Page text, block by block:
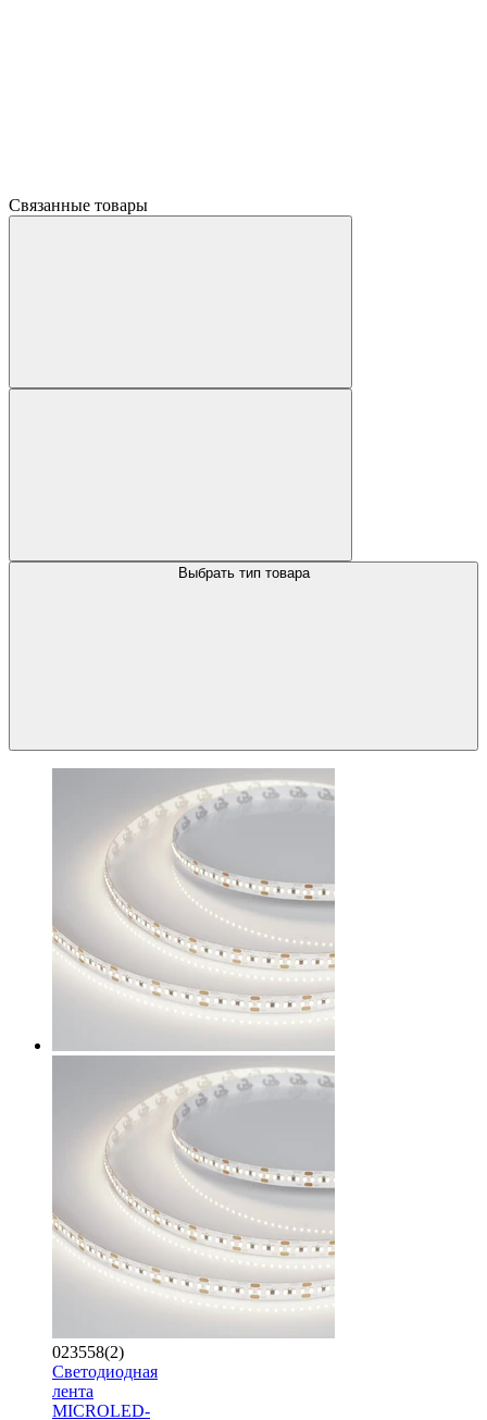
Связанные товары
Выбрать тип товара
023558(2)
Светодиодная
лента
MICROLED-